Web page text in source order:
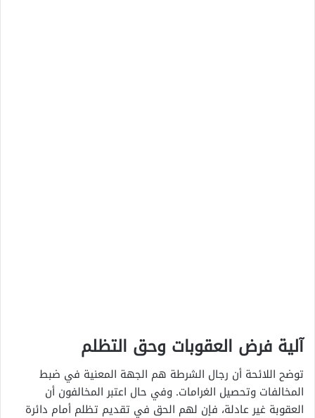
آلية فرض العقوبات وحق التظلم
توضح اللائحة أن رجال الشرطة هم الجهة المعنية في ضبط
المخالفات وتحصيل الغرامات. وفي حال اعتبر المخالفون أن
العقوبة غير عادلة، فإن لهم الحق في تقديم تظلم أمام دائرة